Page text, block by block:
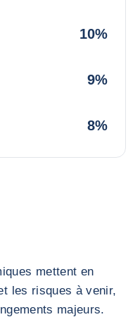
10%
9%
8%
mettent en
les risques à venir,
majeurs.